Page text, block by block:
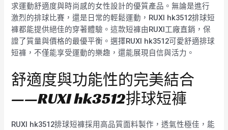
求運動舒適度與時尚感的女性設計的優質產品。無論是進行
激烈的排球比賽，還是日常的輕鬆運動，RUXI hk3512排球短
褲都能提供絕佳的穿著體驗。這款短褲由RUXI工廠直銷，保
證了質量與價格的最優平衡。選擇RUXI hk3512可愛舒適排球
短褲，不僅能享受運動的樂趣，還能展現自信與活力。
舒適度與功能性的完美結合
——RUXI hk3512排球短褲
RUXI hk3512排球短褲採用高品質面料製作，透氣性極佳，能